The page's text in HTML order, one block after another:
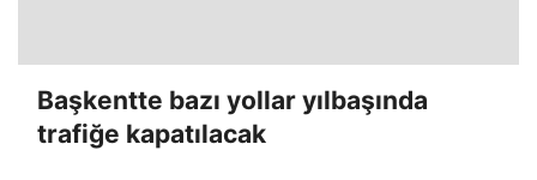
Başkentte bazı yollar yılbaşında
trafiğe kapatılacak